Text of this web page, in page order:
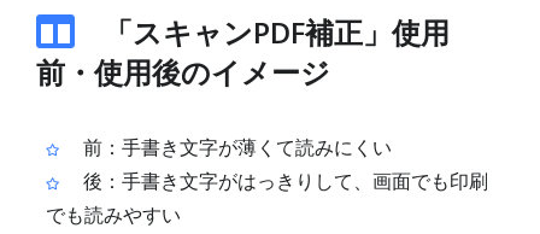
「スキャンPDF補正」使用
前・使用後のイメージ
前：手書き文字が薄くて読みにくい
後：手書き文字がはっきりして、画面でも印刷
でも読みやすい